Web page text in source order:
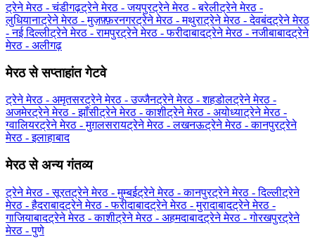
ट्रेने मेरठ - चंडीगढ़ट्रेने मेरठ - जयपुरट्रेने मेरठ - बरेलीट्रेने मेरठ -
लुधियानाट्रेने मेरठ - मुज़फ़्फ़रनगरट्रेने मेरठ - मथुराट्रेने मेरठ - देवबंदट्रेने मेरठ
- नई दिल्लीट्रेने मेरठ - रामपुरट्रेने मेरठ - फरीदाबादट्रेने मेरठ - नजीबाबादट्रेने
मेरठ - अलीगढ़
मेरठ से सप्ताहांत गेटवे
ट्रेने मेरठ - अमृतसरट्रेने मेरठ - उज्जैनट्रेने मेरठ - शहडोलट्रेने मेरठ -
अजमेरट्रेने मेरठ - झाँसीट्रेने मेरठ - काशीट्रेने मेरठ - अयोध्याट्रेने मेरठ -
ग्‍वालियरट्रेने मेरठ - मुग़लसरायट्रेने मेरठ - लखनऊट्रेने मेरठ - कानपुरट्रेने
मेरठ - इलाहाबाद
मेरठ से अन्य गंतव्य
ट्रेने मेरठ - सूरतट्रेने मेरठ - मुम्बईट्रेने मेरठ - कानपुरट्रेने मेरठ - दिल्लीट्रेने
मेरठ - हैदराबादट्रेने मेरठ - फरीदाबादट्रेने मेरठ - मुरादाबादट्रेने मेरठ -
गाजियाबादट्रेने मेरठ - काशीट्रेने मेरठ - अहमदाबादट्रेने मेरठ - गोरखपुरट्रेने
मेरठ - पुणे